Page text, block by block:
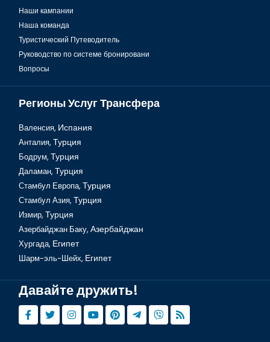
Шарм-эль-Шейх, гора Синай
Наши кампании
Наша команда
Туристический Путеводитель
Руководство по системе бронировани
Вопросы
Регионы Услуг Трансфера
Валенсия, Испания
Анталия, Турция
Бодрум, Турция
Даламан, Турция
Стамбул Европа, Турция
Стамбул Азия, Турция
Измир, Турция
Азербайджан Баку, Азербайджан
Хургада, Египет
Шарм-эль-Шейх, Египет
Давайте дружить!